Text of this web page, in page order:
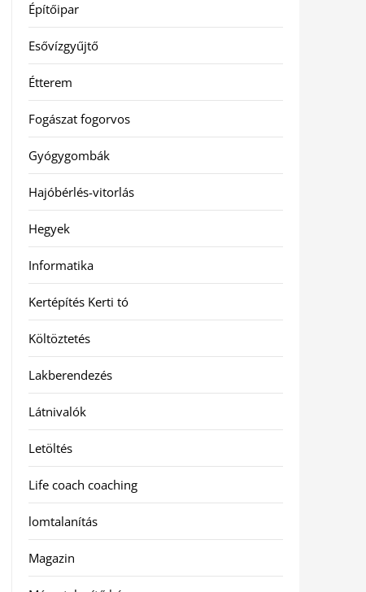
Építőipar
Esővízgyűjtő
Étterem
Fogászat fogorvos
Gyógygombák
Hajóbérlés-vitorlás
Hegyek
Informatika
Kertépítés Kerti tó
Költöztetés
Lakberendezés
Látnivalók
Letöltés
Life coach coaching
lomtalanítás
Magazin